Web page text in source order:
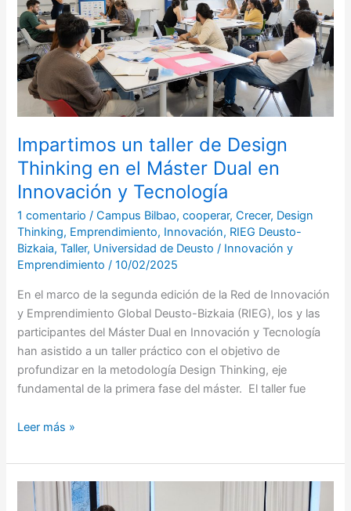
Impartimos un taller de Design
Thinking en el Máster Dual en
Innovación y Tecnología
1 comentario /Campus Bilbao,cooperar,Crecer, Design
Thinking, Emprendimiento, Innovación, RIEG Deusto-
Bizkaia,Taller, Universidad de Deusto / Innovación y
Emprendimiento/10/02/2025
En el marco de la segunda edición de la Red de Innovación
y Emprendimiento Global Deusto-Bizkaia (RIEG), los y las
participantes del Máster Dual en Innovación y Tecnología
han asistido a un taller práctico con el objetivo de
profundizar en la metodología Design Thinking, eje
fundamental de la primera fase del máster. El taller fue
Thinking
en
el
Máster
Dual
Innovación
y
Tecnología
Leer más »
Más